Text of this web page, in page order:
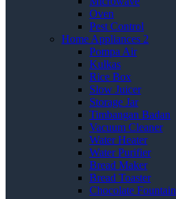
Oven
Pest Control
Home Appliances 2
Pompa Air
Kulkas
Rice Box
Slow Juicer
Storage Jar
Timbangan Badan
Vacuum Cleaner
Water Heater
Water Purifier
Bread Maker
Bread Toaster
Chocolate Fountain